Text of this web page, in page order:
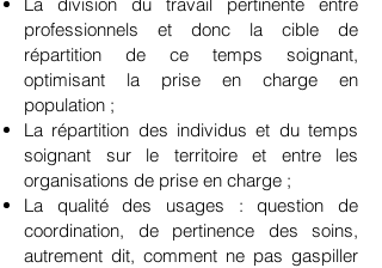
professionnels et donc la cible de
répartition de ce temps soignant,
optimisant la prise en charge en
population ;
La répartition des individus et du temps
soignant sur le territoire et entre les
organisations de prise en charge ;
La qualité des usages : question de
coordination, de pertinence des soins,
autrement dit, comment ne pas gaspiller